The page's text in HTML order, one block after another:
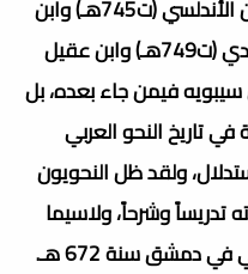
وأثره في متأخري النحاة كأبي حيان الأندلسي (ت745هـ) وابن
هشام الأنصاري (ت761هـ) والمرادي (ت749هـ) وابن عقيل
سيبويه فيمن جاء بعده، بل
تاريخ النحو العربي
ولقد ظل النحويون
وشرحاً، ولاسيما
دمشق سنة 672 هـ.